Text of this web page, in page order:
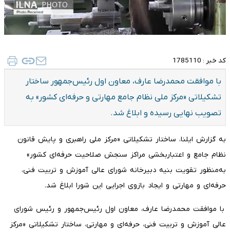
کد خبر : 1785110
با موافقت محمدرضا عارف، معاون اول رئیس‌جمهور ساختار
تشکیلاتی «مرکز ملی نظام جامع مهارتی و حرفه‌ای کشور» به
تصویب نهایی رسیده و ابلاغ شد.
به گزارش ایلنا، ساختار تشکیلاتی «مرکز ملی راهبری و پایش قانون
نظام جامع و اعتباربخشی مراکز سنجش صلاحیت حرفه‌ای کشور»
به‌منظور تقویت بنیه دبیرخانه شورای عالی آموزش و تربیت فنی،
حرفه‌ای و مهارتی و ایجاد بازوی اجرایی این شورا ابلاغ شد.
با موافقت محمدرضا عارف، معاون اول رئیس‌جمهور و رئیس شورای
عالی آموزش و تربیت فنی، حرفه‌ای و مهارتی، ساختار تشکیلاتی «مرکز